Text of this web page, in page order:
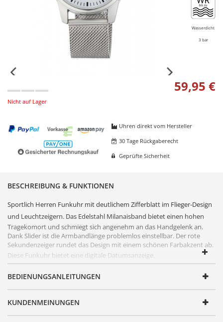
Wasserdicht
3 bar
59,95 €
Nicht auf Lager
Uhren direkt vom Hersteller
30 Tage Rückgaberecht
Geprüfte Sicherheit
BESCHREIBUNG & FUNKTIONEN
Sportlich Herren Funkuhr mit deutlichem Zifferblatt im Flieger-Design
und Leuchtzeigern. Das Edelstahl Milanaisband bietet einen hohen
Tragekomort und schmiegt sich angenehm an das Handgelenk an.
Dank Slider ist die Armbandlänge problemlos einstellbar. Der rote
Sekundenzeiger rundet das Design mit einem schönen Farbakzent ab.
Diese Funkuhr bietet eine digitale Datumsanzeige.
FUNKTIONEN
Artikelnummer
MTGA-10714-60M
Geschlecht
BEDIENUNGSANLEITUNGEN
KUNDENMEINUNGEN